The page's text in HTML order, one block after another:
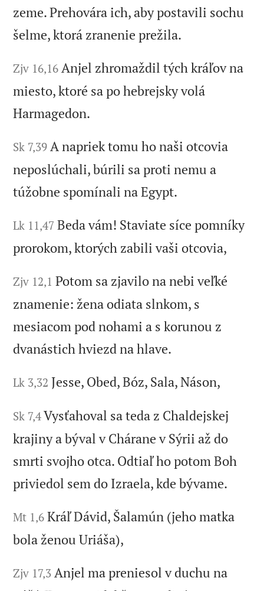
zeme. Prehovára ich, aby postavili sochu
šelme, ktorá zranenie prežila.
Zjv 16,16 Anjel zhromaždil tých kráľov na
miesto, ktoré sa po hebrejsky volá
Harmagedon.
Sk 7,39 A napriek tomu ho naši otcovia
neposlúchali, búrili sa proti nemu a
túžobne spomínali na Egypt.
Lk 11,47 Beda vám! Staviate síce pomníky
prorokom, ktorých zabili vaši otcovia,
Zjv 12,1 Potom sa zjavilo na nebi veľké
znamenie: žena odiata slnkom, s
mesiacom pod nohami a s korunou z
dvanástich hviezd na hlave.
Lk 3,32 Jesse, Obed, Bóz, Sala, Náson,
Sk 7,4Vysťahoval sa teda z Chaldejskej
krajiny a býval v Chárane v Sýrii až do
smrti svojho otca. Odtiaľ ho potom Boh
priviedol sem do Izraela, kde bývame.
Mt 1,6 Kráľ Dávid, Šalamún (jeho matka
bola ženou Uriáša),
Zjv 17,3 Anjel ma preniesol v duchu na